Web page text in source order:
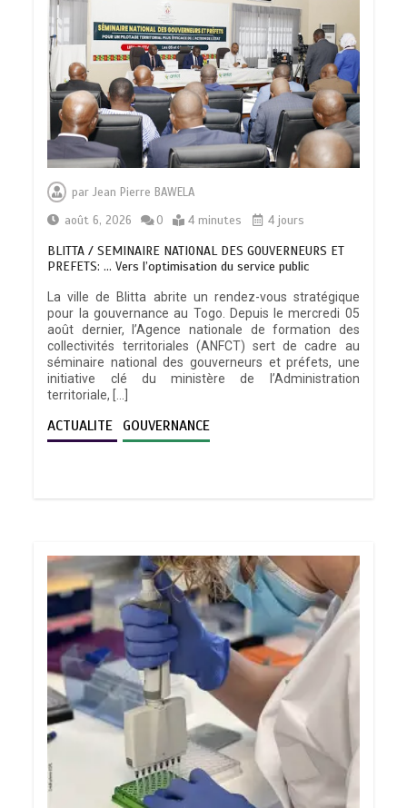
parJean Pierre BAWELA
août 6, 2026
0 4 minutes 4 jours
BLITTA / SEMINAIRE NATIONAL DES GOUVERNEURS ET
PREFETS: … Vers l’optimisation du service public
La ville de Blitta abrite un rendez-vous stratégique
pour la gouvernance au Togo. Depuis le mercredi 05
août dernier, l’Agence nationale de formation des
collectivités territoriales (ANFCT) sert de cadre au
séminaire national des gouverneurs et préfets, une
initiative clé du ministère de l’Administration
territoriale, […]
ACTUALITE GOUVERNANCE